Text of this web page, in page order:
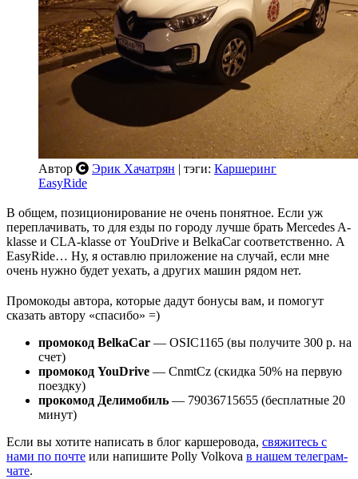
Автор Эрик Хачатрян | тэги: Каршеринг
EasyRide
В общем, позиционирование не очень понятное. Если уж
переплачивать, то для езды по городу лучше брать Mercedes A-
klasse и CLA-klasse от YouDrive и BelkaCar соответственно. А
EasyRide… Ну, я оставлю приложение на случай, если мне
очень нужно будет уехать, а других машин рядом нет.
Промокоды автора, которые дадут бонусы вам, и помогут
сказать автору «спасибо» =)
промокод BelkaCar — OSIC1165 (вы получите 300 р. на
счет)
промокод YouDrive — CnmtCz (скидка 50% на первую
поездку)
прокомод Делимобиль — 79036715655 (бесплатные 20
минут)
Если вы хотите написать в блог каршеровода, свяжитесь с
нами по почте или напишите Polly Volkova в нашем телеграм-
чате.